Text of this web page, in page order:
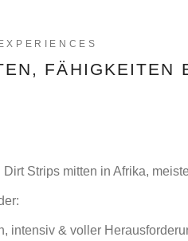
Strips mitten in Afrika,
intensiv & voller